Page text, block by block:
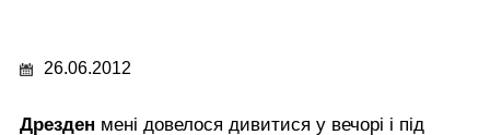
26.06.2012
Дрезден мені довелося дивитися у вечорі і під